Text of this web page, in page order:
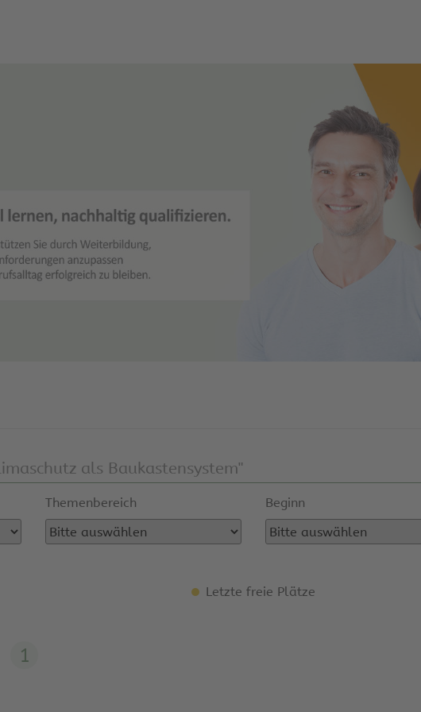
Themenbereich Beginn
Letzte freie Plätze
1